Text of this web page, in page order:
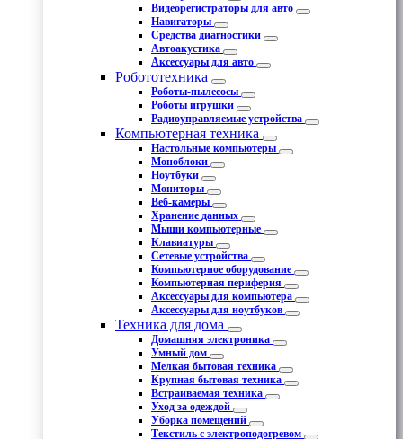
Видеорегистраторы для авто
Навигаторы
Средства диагностики
Автоакустика
Аксессуары для авто
Робототехника
Роботы-пылесосы
Роботы игрушки
Радиоуправляемые устройства
Компьютерная техника
Настольные компьютеры
Моноблоки
Ноутбуки
Мониторы
Веб-камеры
Хранение данных
Мыши компьютерные
Клавиатуры
Сетевые устройства
Компьютерное оборудование
Компьютерная периферия
Аксессуары для компьютера
Аксессуары для ноутбуков
Техника для дома
Домашняя электроника
Умный дом
Мелкая бытовая техника
Крупная бытовая техника
Встраиваемая техника
Уход за одеждой
Уборка помещений
Текстиль с электроподогревом